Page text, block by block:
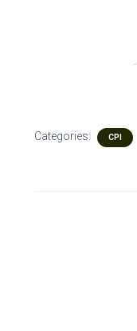
Categories: CPI